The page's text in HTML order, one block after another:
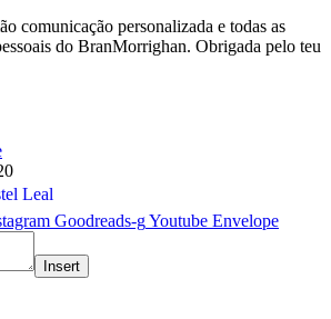
comunicação personalizada e todas as
do BranMorrighan. Obrigada pelo teu
Leal
Goodreads-gYoutube Envelope
Insert